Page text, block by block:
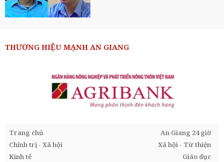
THƯƠNG HIỆU MẠNH AN GIANG
Trang chủ
An Giang 24 giờ
Chính trị - Xã hội
Xã hội - Từ thiện
Kinh tế
Giáo dục